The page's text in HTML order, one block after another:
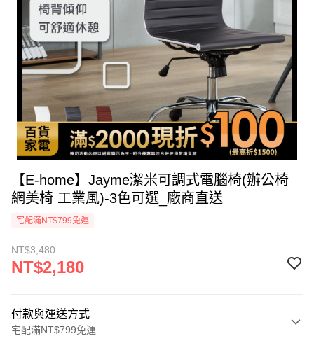
【E-home】Jayme潔米可調式電腦椅(辦公椅
網美椅 工業風)-3色可選_廠商直送
宅配滿NT$799免運
NT$3,480
NT$2,180
付款與運送方式
宅配滿NT$799免運